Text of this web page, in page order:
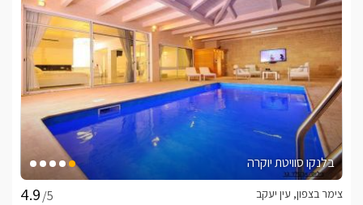
בלנקו סוויטת יוקרה
/5
צימר בצפון, עין יעקב